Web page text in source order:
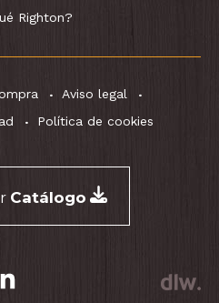
Righton?
Aviso legal
Política de cookies
Catálogo